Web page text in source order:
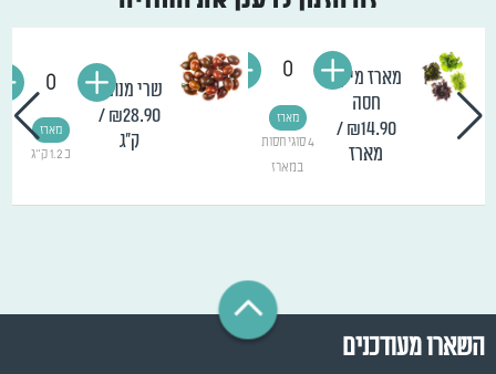
מארז מיקס
חסה
₪14.90
/
מארז
4 סוגי חסות
במארז
מארז
0
שרי מנומר
₪28.90
/
ק"ג
כ 1.2 ק"ג
מארז
0
השארו מעודכנים